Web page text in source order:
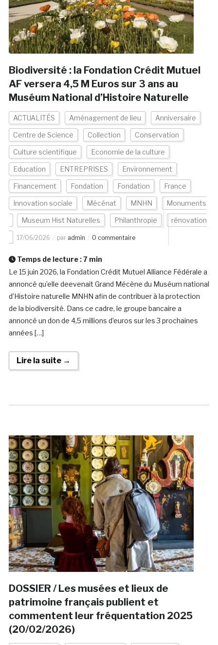
Biodiversité : la Fondation Crédit Mutuel
AF versera 4,5 M Euros sur 3 ans au
Muséum National d’Histoire Naturelle
ACTUALITÉS Aménagement de lieu Anniversaire
Centre de Science Collection Conservation
Culture scientifique Economie de la culture
Education ENTREPRISES Environnement
Financement Fondation Fondation France
Innovation sociale Mécénat MNHN Monuments
Museum Hist Naturelles Philanthropie rénovation
17/06/2026 par admin 0 commentaire
Temps de lecture :7 min
Le 15 juin 2026, la Fondation Crédit Mutuel Alliance Fédérale a
annoncé qu’elle deevenait Grand Mécène du Muséum national
d’Histoire naturelle MNHN afin de contribuer à la protection
de la biodiversité. Dans ce cadre, le groupe bancaire a
annoncé un don de 4,5 millions d’euros sur les 3 prochaines
années […]
Lire la suite →
DOSSIER / Les musées et lieux de
patrimoine français publient et
commentent leur fréquentation 2025
(20/02/2026)